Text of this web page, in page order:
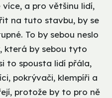
a pro většinu lidí,
na tuto stavbu, by se
To by sebou neslo
která by sebou tyto
to spousta lidí přála,
pokrývači, klempíři a
protože by to pro ně